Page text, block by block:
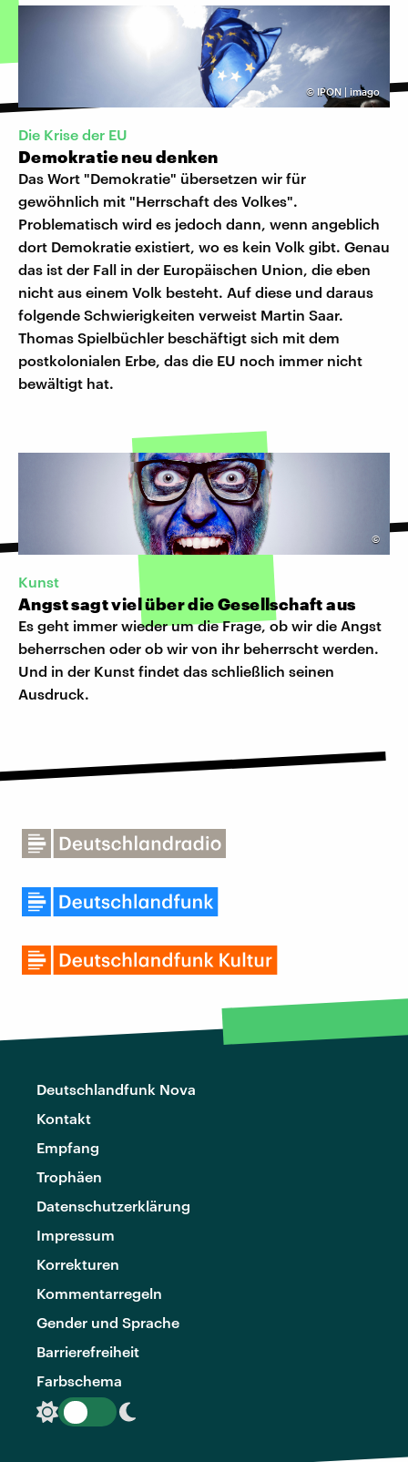
© IPON | imago
Die Krise der EU
Demokratie neu denken
Das Wort "Demokratie" übersetzen wir für
gewöhnlich mit "Herrschaft des Volkes".
Problematisch wird es jedoch dann, wenn angeblich
dort Demokratie existiert, wo es kein Volk gibt. Genau
das ist der Fall in der Europäischen Union, die eben
nicht aus einem Volk besteht. Auf diese und daraus
folgende Schwierigkeiten verweist Martin Saar.
Thomas Spielbüchler beschäftigt sich mit dem
postkolonialen Erbe, das die EU noch immer nicht
bewältigt hat.
©
Kunst
Angst sagt viel über die Gesellschaft aus
Es geht immer wieder um die Frage, ob wir die Angst
beherrschen oder ob wir von ihr beherrscht werden.
Und in der Kunst findet das schließlich seinen
Ausdruck.
Deutschlandfunk Nova
Kontakt
Empfang
Trophäen
Datenschutzerklärung
Impressum
Korrekturen
Kommentarregeln
Gender und Sprache
Barrierefreiheit
Farbschema